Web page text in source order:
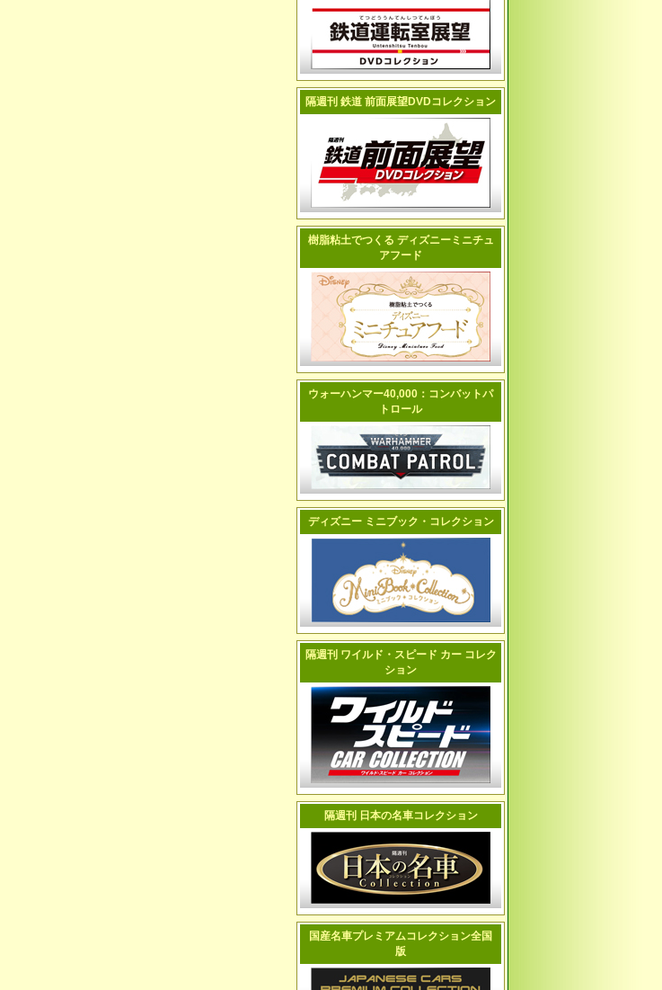
隔週刊 鉄道 前面展望DVDコレクション
樹脂粘土でつくる ディズニーミニチュ
アフード
ウォーハンマー40,000：コンバットパ
トロール
ディズニー ミニブック・コレクション
隔週刊 ワイルド・スピード カー コレク
ション
隔週刊 日本の名車コレクション
国産名車プレミアムコレクション全国
版